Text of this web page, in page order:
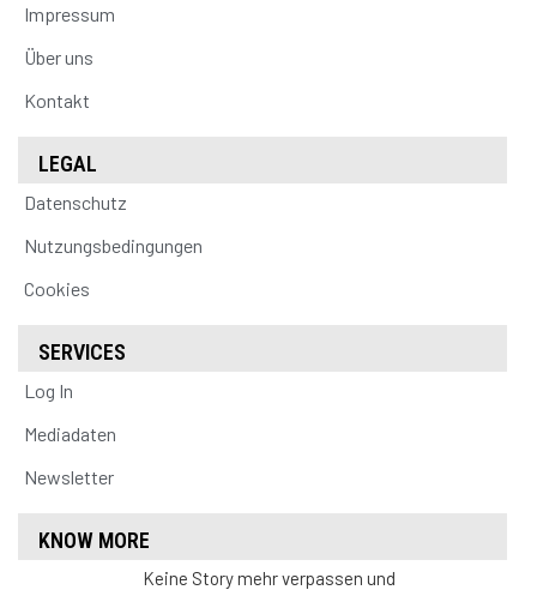
Impressum
Über uns
Kontakt
LEGAL
Datenschutz
Nutzungsbedingungen
Cookies
SERVICES
Log In
Mediadaten
Newsletter
KNOW MORE
Keine Story mehr verpassen und